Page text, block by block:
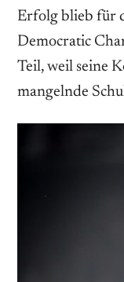
Erfolg blieb für
Democratic
Teil, weil seine
mangelnde